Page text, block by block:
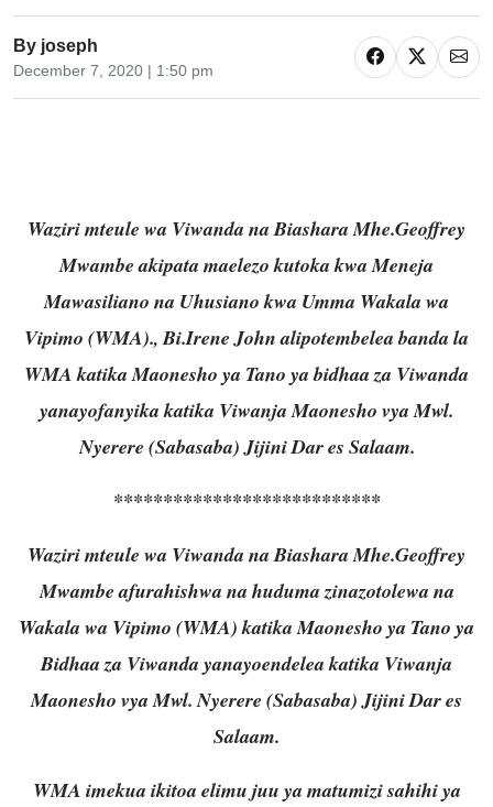
By joseph
December 7, 2020 | 1:50 pm
Waziri mteule wa Viwanda na Biashara Mhe.Geoffrey
Mwambe akipata maelezo kutoka kwaMeneja
Mawasiliano na Uhusiano kwa Umma Wakala wa
Vipimo (WMA)., Bi.Irene John alipotembelea banda la
WMA katika Maonesho ya Tano ya bidhaa za Viwanda
yanayofanyika katika Viwanja Maonesho vya Mwl.
Nyerere (Sabasaba) Jijini Dar es Salaam.
***************************
Waziri mteule wa Viwanda na Biashara Mhe.Geoffrey
Mwambe afurahishwa na huduma zinazotolewa na
Wakala wa Vipimo (WMA) katika Maonesho ya Tano ya
Bidhaa za Viwanda yanayoendelea katika Viwanja
Maonesho vya Mwl. Nyerere (Sabasaba) Jijini Dar es
Salaam.
WMA imekua ikitoa elimu juu ya matumizi sahihi ya